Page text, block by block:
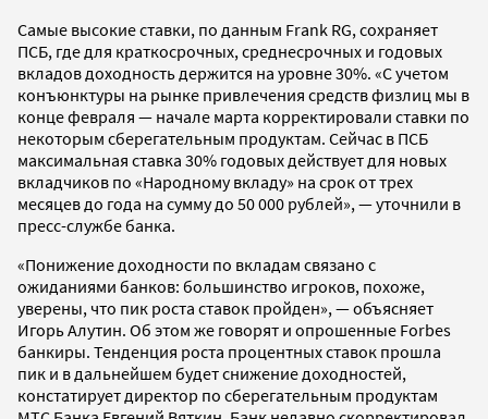
Самые высокие ставки, по данным Frank RG, сохраняет
ПСБ, где для краткосрочных, среднесрочных и годовых
вкладов доходность держится на уровне 30%. «С учетом
конъюнктуры на рынке привлечения средств физлиц мы в
конце февраля — начале марта корректировали ставки по
некоторым сберегательным продуктам. Сейчас в ПСБ
максимальная ставка 30% годовых действует для новых
вкладчиков по «Народному вкладу» на срок от трех
месяцев до года на сумму до 50 000 рублей», — уточнили в
пресс-службе банка.
«Понижение доходности по вкладам связано с
ожиданиями банков: большинство игроков, похоже,
уверены, что пик роста ставок пройден», — объясняет
Игорь Алутин. Об этом же говорят и опрошенные Forbes
банкиры. Тенденция роста процентных ставок прошла
пик и в дальнейшем будет снижение доходностей,
констатирует директор по сберегательным продуктам